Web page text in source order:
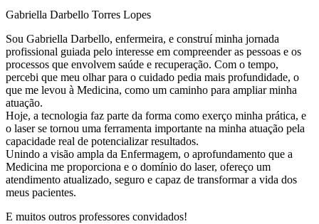
Gabriella Darbello Torres Lopes
Sou Gabriella Darbello, enfermeira, e construí minha jornada
profissional guiada pelo interesse em compreender as pessoas e os
processos que envolvem saúde e recuperação. Com o tempo,
percebi que meu olhar para o cuidado pedia mais profundidade, o
que me levou à Medicina, como um caminho para ampliar minha
atuação.
Hoje, a tecnologia faz parte da forma como exerço minha prática, e
o laser se tornou uma ferramenta importante na minha atuação pela
capacidade real de potencializar resultados.
Unindo a visão ampla da Enfermagem, o aprofundamento que a
Medicina me proporciona e o domínio do laser, ofereço um
atendimento atualizado, seguro e capaz de transformar a vida dos
meus pacientes.
E muitos outros professores convidados!